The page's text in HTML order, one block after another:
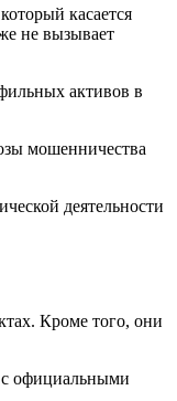
касается
не вызывает
активов в
мошенничества
деятельности
Кроме того, они
с официальными